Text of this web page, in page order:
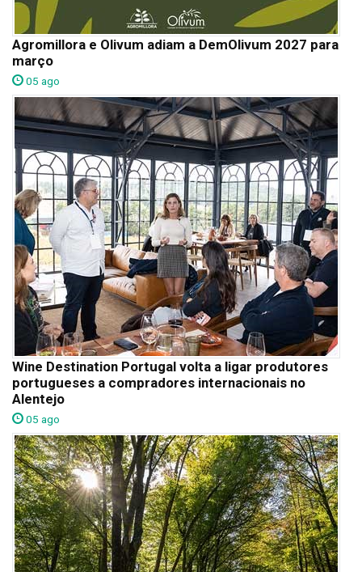
Agromillora e Olivum adiam a DemOlivum 2027 para
março
05 ago
Wine Destination Portugal volta a ligar produtores
portugueses a compradores internacionais no
Alentejo
05 ago